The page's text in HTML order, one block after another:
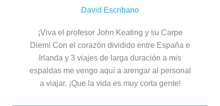
David Escribano
¡Viva el profesor John Keating y su Carpe
Diem! Con el corazón dividido entre España e
Irlanda y 3 viajes de larga duración a mis
espaldas me vengo aquí a arengar al personal
a viajar. ¡Que la vida es muy corta gente!